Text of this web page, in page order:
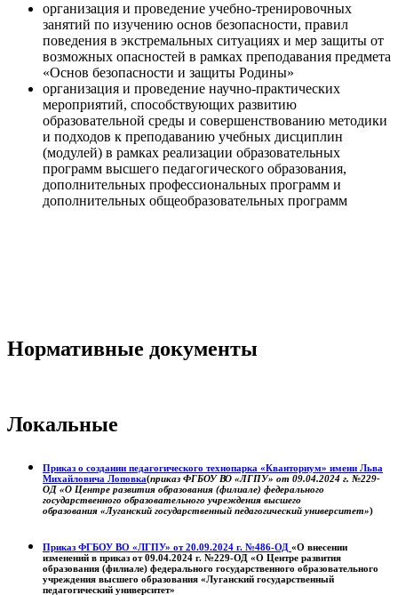
организация и проведение учебно-тренировочных
занятий по изучению основ безопасности, правил
поведения в экстремальных ситуациях и мер защиты от
возможных опасностей в рамках преподавания предмета
«Основ безопасности и защиты Родины»
организация и проведение научно-практических
мероприятий, способствующих развитию
образовательной среды и совершенствованию методики
и подходов к преподаванию учебных дисциплин
(модулей) в рамках реализации образовательных
программ высшего педагогического образования,
дополнительных профессиональных программ и
дополнительных общеобразовательных программ
Нормативные документы
Локальные
Приказ о создании педагогического технопарка «Кванториум» имени Льва
Михайловича Лоповка(приказ ФГБОУ ВО «ЛГПУ» от 09.04.2024 г. №229-
ОД «О Центре развития образования (филиале) федерального
государственного образовательного учреждения высшего
образования «Луганский государственный педагогический университет»)
Приказ ФГБОУ ВО «ЛГПУ» от 20.09.2024 г. №486-ОД «О внесении
изменений в приказ от 09.04.2024 г. №229-ОД «О Центре развития
образования (филиале) федерального государственного образовательного
учреждения высшего образования «Луганский государственный
педагогический университет»